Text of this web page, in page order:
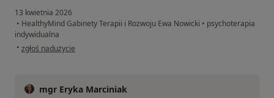
13 kwietnia 2026
• HealthyMind Gabinety Terapii i Rozwoju Ewa Nowicki • psychoterapia
indywidualna
• w opinii użytkownika Paulina
zgłoś nadużycie
mgr Eryka Marciniak